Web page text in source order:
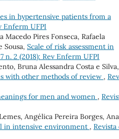
in hypertensive patients from a
Enferm UFPI
Pires Fonseca, Rafaela
Sousa, Scale of risk assessment in
n. 2 (2018): Rev Enferm UFPI
Bruna Alessandra Costa e Silva,
with other methods of review ,
for men and women ,
Angélica Pereira Borges, Ana
in intensive environment , Revista